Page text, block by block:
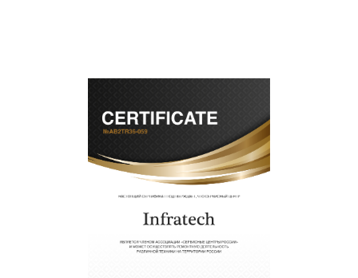
современное оборудование и
лицензированное ПО в ремонтно-
диагностических мастерских;
собственный склад комплектующих, что
позволяет сократить сроки
восстановительных работ;
услуги курьера для владельцев
крупногабаритной техники, которые
обеспечат доставку устройств в сервис в
полной сохранности и бесплатно.